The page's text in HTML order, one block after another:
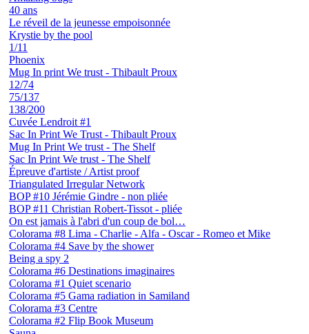
40 ans
Le réveil de la jeunesse empoisonnée
Krystie by the pool
1/11
Phoenix
Mug In print We trust - Thibault Proux
12/74
75/137
138/200
Cuvée Lendroit #1
Sac In Print We Trust - Thibault Proux
Mug In Print We trust - The Shelf
Sac In Print We trust - The Shelf
Épreuve d'artiste / Artist proof
Triangulated Irregular Network
BOP #10 Jérémie Gindre - non pliée
BOP #11 Christian Robert-Tissot - pliée
On est jamais à l'abri d'un coup de bol…
Colorama #8 Lima - Charlie - Alfa - Oscar - Romeo et Mike
Colorama #4 Save by the shower
Being a spy 2
Colorama #6 Destinations imaginaires
Colorama #1 Quiet scenario
Colorama #5 Gama radiation in Samiland
Colorama #3 Centre
Colorama #2 Flip Book Museum